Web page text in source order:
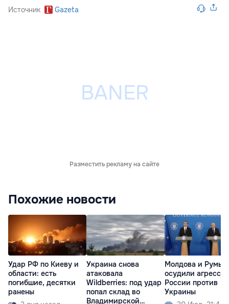
Источник Gazeta
Разместить рекламу на сайте
Похожие новости
Удар РФ по Киеву и
области: есть
погибшие, десятки
ранены
Украина снова
атаковала
Wildberries: под удар
попал склад во
Владимирской
Молдова и
осудили
России против
Украины